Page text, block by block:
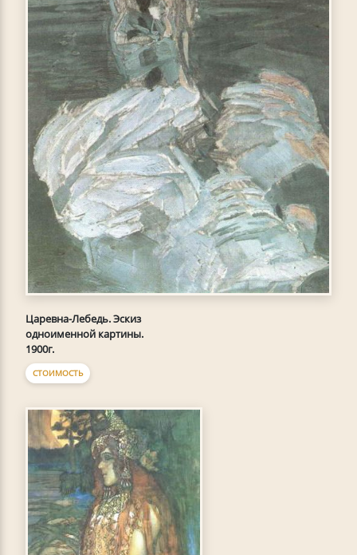
Царевна-Лебедь. Эскиз
одноименной картины.
1900г.
СТОИМОСТЬ